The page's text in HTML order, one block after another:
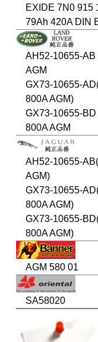
EXIDE 7N0 915
79Ah 420A DIN
AH52-10655-AB
AGM
GX73-10655-
800A AGM)
GX73-10655-
800A AGM
AH52-10655-
AGM)
GX73-10655-
800A AGM)
GX73-10655-
800A AGM)
AGM 580 01
SA58020